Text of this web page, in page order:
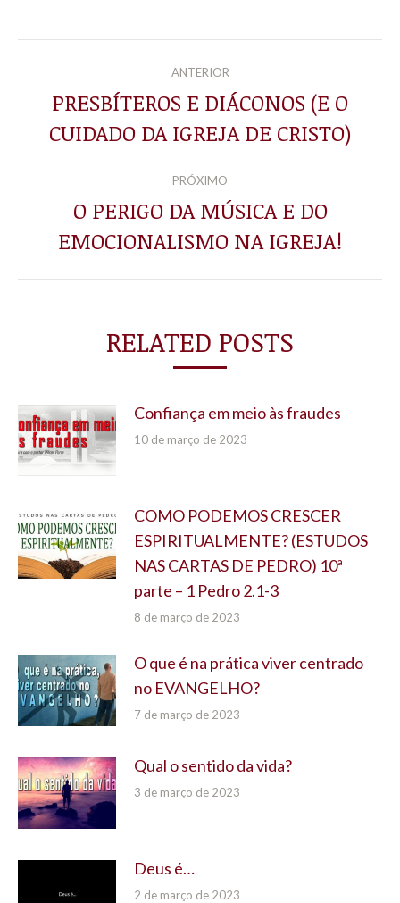
NAVEGAÇÃO
DE
POST:
ANTERIOR
Post
anterior:
PRESBÍTEROS E DIÁCONOS (E O
CUIDADO DA IGREJA DE CRISTO)
PRÓXIMO
Próximo
post:
O PERIGO DA MÚSICA E DO
EMOCIONALISMO NA IGREJA!
RELATED POSTS
Confiança em meio às fraudes
10 de março de 2023
COMO PODEMOS CRESCER
ESPIRITUALMENTE? (ESTUDOS
NAS CARTAS DE PEDRO) 10ª
parte – 1 Pedro 2.1-3
8 de março de 2023
O que é na prática viver centrado
no EVANGELHO?
7 de março de 2023
Qual o sentido da vida?
3 de março de 2023
Deus é…
2 de março de 2023